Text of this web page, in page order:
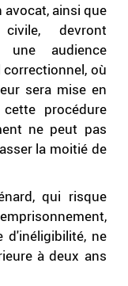
avocat, ainsi que
devront
audience
où
sera mise en
procédure
ne peut pas
la moitié de
qui risque
d'inéligibilité, ne
à deux ans